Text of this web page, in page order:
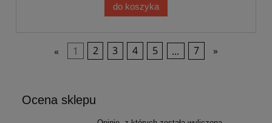
do koszyka
« 1 2 3 4 5 ... 7 »
Ocena sklepu